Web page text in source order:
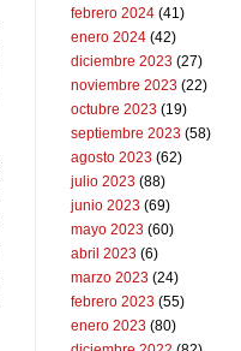
febrero 2024 (41)
enero 2024 (42)
diciembre 2023 (27)
noviembre 2023 (22)
octubre 2023 (19)
septiembre 2023 (58)
agosto 2023 (62)
julio 2023 (88)
junio 2023 (69)
mayo 2023 (60)
abril 2023 (6)
marzo 2023 (24)
febrero 2023 (55)
enero 2023 (80)